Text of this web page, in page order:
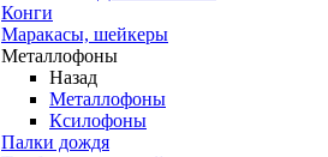
Конги
Маракасы, шейкеры
Металлофоны
Назад
Металлофоны
Ксилофоны
Палки дождя